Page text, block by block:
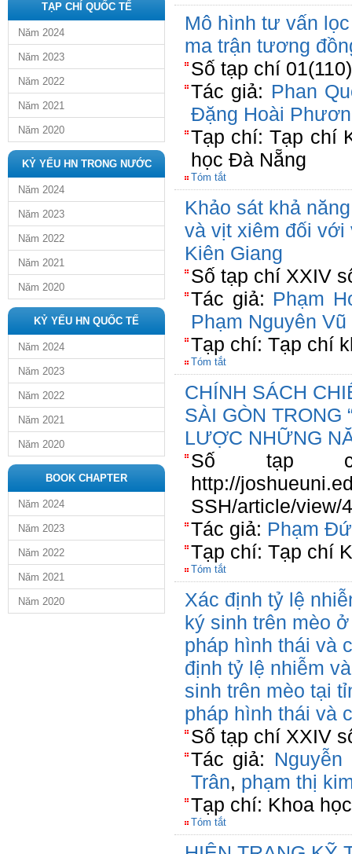
TẠP CHÍ QUỐC TẾ
Năm 2024
Năm 2023
Năm 2022
Năm 2021
Năm 2020
KỶ YẾU HN TRONG NƯỚC
Năm 2024
Năm 2023
Năm 2022
Năm 2021
Năm 2020
KỶ YẾU HN QUỐC TẾ
Năm 2024
Năm 2023
Năm 2022
Năm 2021
Năm 2020
BOOK CHAPTER
Năm 2024
Năm 2023
Năm 2022
Năm 2021
Năm 2020
Mô hình tư vấn
ma trận tương
Số tạp chí
Tác giả: Phan
Đặng Hoài
Tạp chí: Tạp chí
học Đà Nẵng
Tóm tắt
Khảo sát khả
và vịt xiêm đối với
Kiên Giang
Số tạp chí XXIV
Tác giả: Phạm
Phạm Nguyên Vũ
Tạp chí: Tạp chí
Tóm tắt
CHÍNH SÁCH
SÀI GÒN TRONG
LƯỢC NHỮNG
Số tạp
http://
SSH/article/view/
Tác giả: Phạm
Tạp chí: Tạp chí
Tóm tắt
Xác định tỷ lệ
ký sinh trên mèo
pháp hình thái và
định tỷ lệ nhiễm
sinh trên mèo tại
pháp hình thái và
Số tạp chí XXIV
Tác giả:
Trân, phạm thị
Tạp chí: Khoa
Tóm tắt